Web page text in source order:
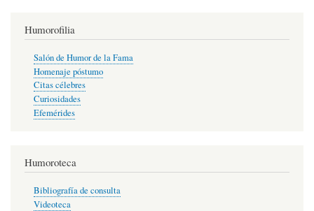
Humorofilia
Salón de Humor de la Fama
Homenaje póstumo
Citas célebres
Curiosidades
Efemérides
Humoroteca
Bibliografía de consulta
Videoteca